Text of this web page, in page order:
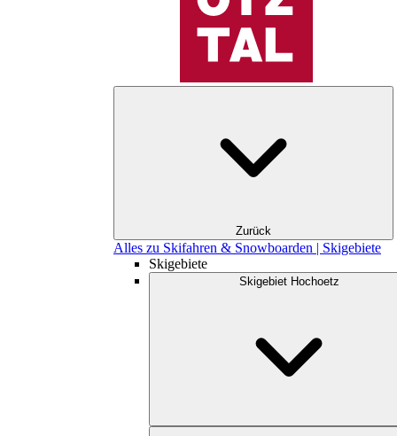
Zurück
Alles zu Skifahren & Snowboarden | Skigebiete
Skigebiete
Skigebiet Hochoetz